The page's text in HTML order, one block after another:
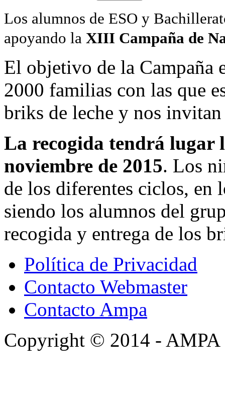
Los alumnos de ESO y
apoyando la XIII Campaña de
El objetivo de la Campaña
2000 familias con las que
briks de leche y nos
La recogida tendrá lugar
noviembre de 2015. Los
de los diferentes ciclos, en
siendo los alumnos del
recogida y entrega de los
Política de Privacidad
Contacto Webmaster
Contacto Ampa
Copyright © 2014 - AMPA